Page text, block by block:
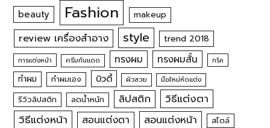
beauty Fashion makeup
review เครื่องสำอาง style trend 2018
การแต่งหน้า ครีมกันแดด ทรงผม ทรงผมสั้น ทริค
ทำผม ทำผมเอง บิวตี้ ผิวสวย มือใหม่หัดแต่ง
รีวิวลิปสติก ลดน้ำหนัก ลิปสติก
วิธีแต่งตา
วิธีแต่งหน้า
สอนแต่งตา สอนแต่งหน้า สไตล์